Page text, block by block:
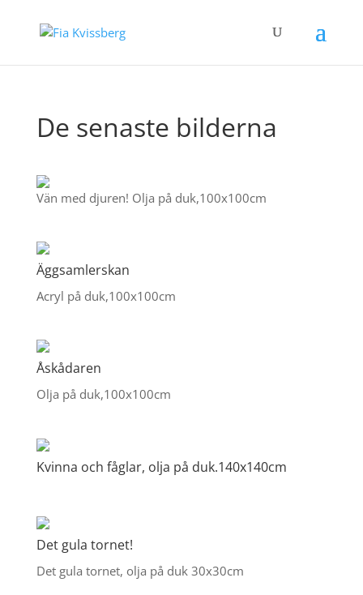
De senaste bilderna
Vän med djuren! Olja på duk,100x100cm
Äggsamlerskan
Acryl på duk,100x100cm
Åskådaren
Olja på duk,100x100cm
Kvinna och fåglar, olja på duk.140x140cm
Det gula tornet!
Det gula tornet, olja på duk 30x30cm